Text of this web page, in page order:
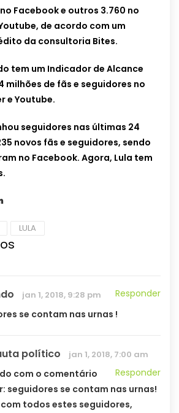
Facebook e outros 3.760 no
de acordo com um
da consultoria Bites.
tem um Indicador de Alcance
milhões de fãs e seguidores no
e Youtube.
seguidores nas últimas 24
novos fãs e seguidores, sendo
no Facebook. Agora, Lula tem
LULA
jan 1, 2018, 9:28 pm
Responder
se contam nas urnas !
político jan 1, 2018, 7:00 am
Responder
com o comentário
seguidores se contam nas urnas!
todos estes seguidores,